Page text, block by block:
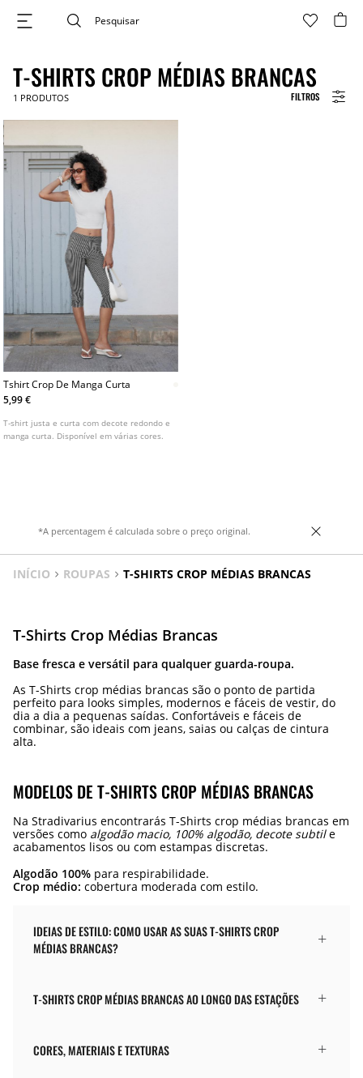
FILTROS
T-SHIRTS CROP MÉDIAS BRANCAS
1 PRODUTOS
Tshirt Crop De Manga Curta
5,99 €
T-shirt justa e curta com decote redondo e
manga curta. Disponível em várias cores.
*A percentagem é calculada sobre o preço original.
INÍCIO ROUPAS T-SHIRTS CROP MÉDIAS BRANCAS
T-Shirts Crop Médias Brancas
Base fresca e versátil para qualquer guarda-roupa.
As T-Shirts crop médias brancas são o ponto de partida
perfeito para looks simples, modernos e fáceis de vestir, do
dia a dia a pequenas saídas. Confortáveis e fáceis de
combinar, são ideais com jeans, saias ou calças de cintura
alta.
MODELOS DE T-SHIRTS CROP MÉDIAS BRANCAS
Na Stradivarius encontrarás T-Shirts crop médias brancas em
versões como algodão macio, 100% algodão, decote subtile
acabamentos lisos ou com estampas discretas.
Algodão 100% para respirabilidade.
Crop médio: cobertura moderada com estilo.
IDEIAS DE ESTILO: COMO USAR AS SUAS T-SHIRTS CROP
MÉDIAS BRANCAS?
T-SHIRTS CROP MÉDIAS BRANCAS AO LONGO DAS ESTAÇÕES
CORES, MATERIAIS E TEXTURAS